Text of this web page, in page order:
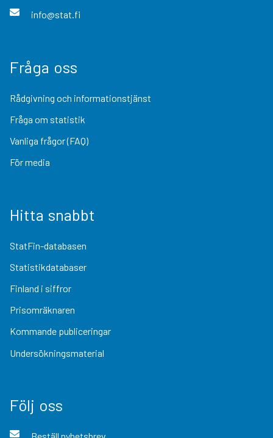
info@stat.fi
Fråga oss
Rådgivning och informationstjänst
Fråga om statistik
Vanliga frågor (FAQ)
För media
Hitta snabbt
StatFin-databasen
Statistikdatabaser
Finland i siffror
Prisomräknaren
Kommande publiceringar
Undersökningsmaterial
Följ oss